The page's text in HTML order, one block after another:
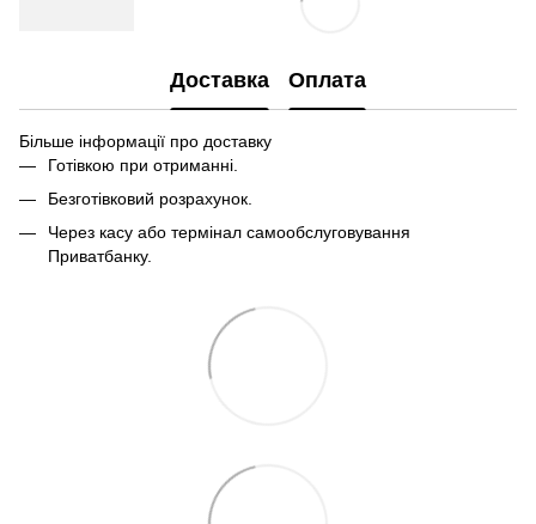
Доставка Оплата
Більше інформації про доставку
Готівкою при отриманні.
Безготівковий розрахунок.
Через касу або термінал самообслуговування
Приватбанку.